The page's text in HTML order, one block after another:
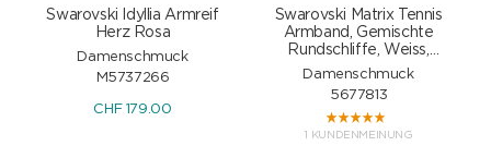
Swarovski Idyllia Armreif
Herz Rosa
Damenschmuck
M5737266
CHF 179.00
Swarovski Matrix Tennis
Armband, Gemischte
Rundschliffe, Weiss,
Rhodiniert
Damenschmuck
5677813
1 KUNDENMEINUNG